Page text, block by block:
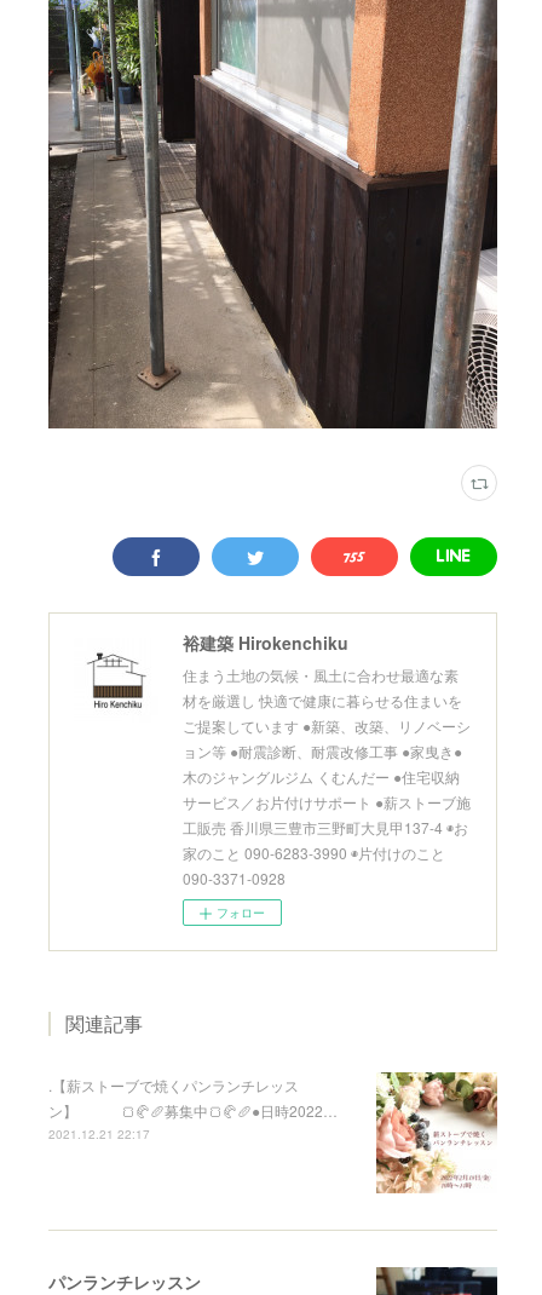
裕建築 Hirokenchiku
住まう土地の気候・風土に合わせ最適な素
材を厳選し 快適で健康に暮らせる住まいを
ご提案しています ●新築、改築、リノベーシ
ョン等 ●耐震診断、耐震改修工事 ●家曳き●
木のジャングルジム くむんだー ●住宅収納
サービス／お片付けサポート ●薪ストーブ施
工販売 香川県三豊市三野町大見甲137-4 ◉お
家のこと 090-6283-3990 ◉片付けのこと
090-3371-0928
フォロー
関連記事
.⁡【薪ストーブで焼くパンランチレッス
ン】 🍞🥐🥖募集中🍞🥐🥖⁡●日時2022…
2021.12.21 22:17
パンランチレッスン